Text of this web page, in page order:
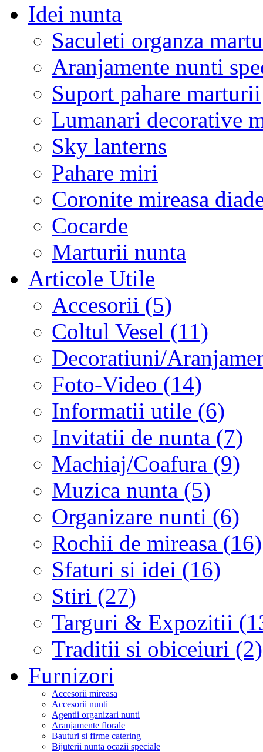
Idei nunta
Saculeti organza
Aranjamente nunti
Suport pahare marturii
Lumanari decorative
Sky lanterns
Pahare miri
Coronite mireasa
Cocarde
Marturii nunta
Articole Utile
Accesorii (5)
Coltul Vesel (11)
Decoratiuni/
Foto-Video (14)
Informatii utile (6)
Invitatii de nunta (7)
Machiaj/Coafura (9)
Muzica nunta (5)
Organizare nunti (6)
Rochii de mireasa (16)
Sfaturi si idei (16)
Stiri (27)
Targuri & Expozitii
Traditii si obiceiuri (2)
Furnizori
Accesorii mireasa
Accesorii nunti
Agentii organizari nunti
Aranjamente florale
Bauturi si firme catering
Bijuterii nunta ocazii speciale